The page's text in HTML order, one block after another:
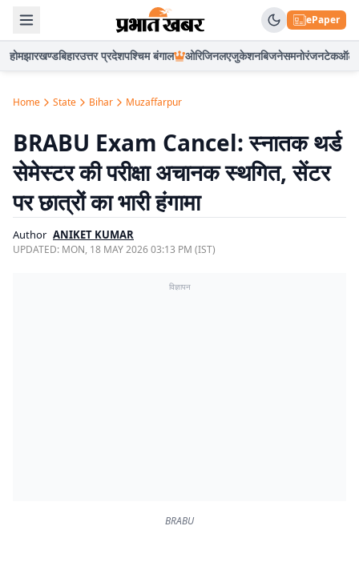
ePaper
होमझारखण्डबिहारउत्तर प्रदेशपश्चिम बंगाल ओरिजिनलएजुकेशनबिजनेसमनोरंजनटेकऑटो
Home State Bihar Muzaffarpur
BRABU Exam Cancel: स्नातक थर्ड
सेमेस्टर की परीक्षा अचानक स्थगित, सेंटर
पर छात्रों का भारी हंगामा
Author ANIKET KUMAR
UPDATED: MON, 18 MAY 2026 03:13 PM (IST)
विज्ञापन
BRABU